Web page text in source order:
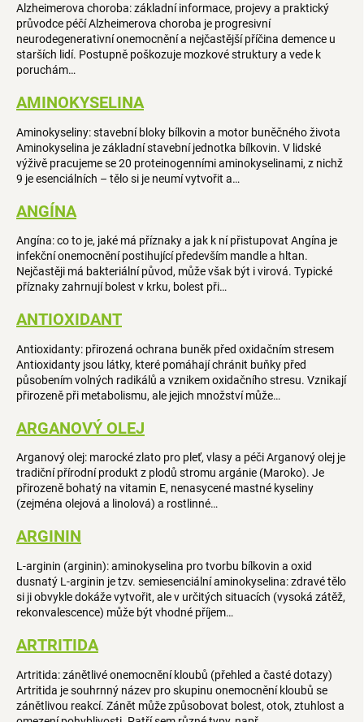
Alzheimerova choroba: základní informace, projevy a praktický
průvodce péčí Alzheimerova choroba je progresivní
neurodegenerativní onemocnění a nejčastější příčina demence u
starších lidí. Postupně poškozuje mozkové struktury a vede k
poruchám…
AMINOKYSELINA
Aminokyseliny: stavební bloky bílkovin a motor buněčného života
Aminokyselina je základní stavební jednotka bílkovin. V lidské
výživě pracujeme se 20 proteinogenními aminokyselinami, z nichž
9 je esenciálních – tělo si je neumí vytvořit a…
ANGÍNA
Angína: co to je, jaké má příznaky a jak k ní přistupovat Angína je
infekční onemocnění postihující především mandle a hltan.
Nejčastěji má bakteriální původ, může však být i virová. Typické
příznaky zahrnují bolest v krku, bolest při…
ANTIOXIDANT
Antioxidanty: přirozená ochrana buněk před oxidačním stresem
Antioxidanty jsou látky, které pomáhají chránit buňky před
působením volných radikálů a vznikem oxidačního stresu. Vznikají
přirozeně při metabolismu, ale jejich množství může…
ARGANOVÝ OLEJ
Arganový olej: marocké zlato pro pleť, vlasy a péči Arganový olej je
tradiční přírodní produkt z plodů stromu argánie (Maroko). Je
přirozeně bohatý na vitamin E, nenasycené mastné kyseliny
(zejména olejová a linolová) a rostlinné…
ARGININ
L-arginin (arginin): aminokyselina pro tvorbu bílkovin a oxid
dusnatý L-arginin je tzv. semiesenciální aminokyselina: zdravé tělo
si ji obvykle dokáže vytvořit, ale v určitých situacích (vysoká zátěž,
rekonvalescence) může být vhodné příjem…
ARTRITIDA
Artritida: zánětlivé onemocnění kloubů (přehled a časté dotazy)
Artritida je souhrnný název pro skupinu onemocnění kloubů se
zánětlivou reakcí. Zánět může způsobovat bolest, otok, ztuhlost a